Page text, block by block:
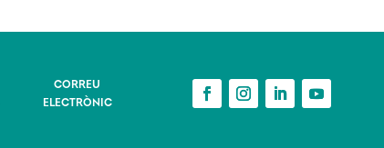
CORREU
ELECTRÒNIC